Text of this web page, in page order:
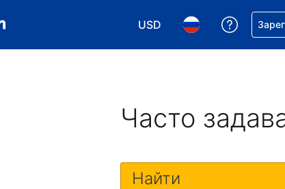
USD
Выберите валюту.
Выберите язык.
Часто
Найти